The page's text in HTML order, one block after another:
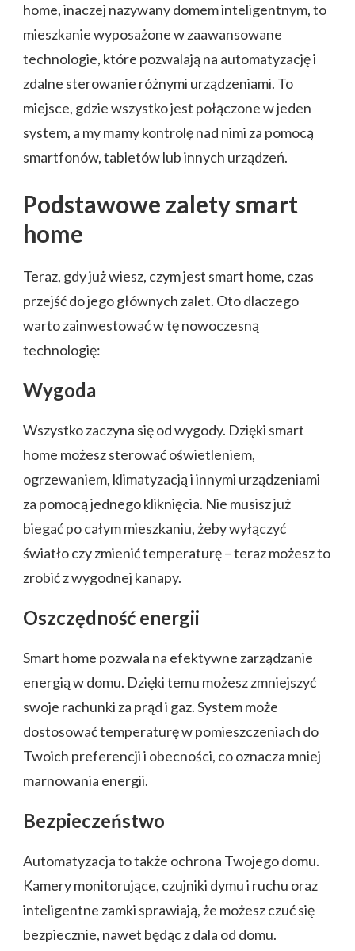
home, inaczej nazywany domem inteligentnym, to
mieszkanie wyposażone w zaawansowane
technologie, które pozwalają na automatyzację i
zdalne sterowanie różnymi urządzeniami. To
miejsce, gdzie wszystko jest połączone w jeden
system, a my mamy kontrolę nad nimi za pomocą
smartfonów, tabletów lub innych urządzeń.
Podstawowe zalety smart
home
Teraz, gdy już wiesz, czym jest smart home, czas
przejść do jego głównych zalet. Oto dlaczego
warto zainwestować w tę nowoczesną
technologię:
Wygoda
Wszystko zaczyna się od wygody. Dzięki smart
home możesz sterować oświetleniem,
ogrzewaniem, klimatyzacją i innymi urządzeniami
za pomocą jednego kliknięcia. Nie musisz już
biegać po całym mieszkaniu, żeby wyłączyć
światło czy zmienić temperaturę – teraz możesz to
zrobić z wygodnej kanapy.
Oszczędność energii
Smart home pozwala na efektywne zarządzanie
energią w domu. Dzięki temu możesz zmniejszyć
swoje rachunki za prąd i gaz. System może
dostosować temperaturę w pomieszczeniach do
Twoich preferencji i obecności, co oznacza mniej
marnowania energii.
Bezpieczeństwo
Automatyzacja to także ochrona Twojego domu.
Kamery monitorujące, czujniki dymu i ruchu oraz
inteligentne zamki sprawiają, że możesz czuć się
bezpiecznie, nawet będąc z dala od domu.